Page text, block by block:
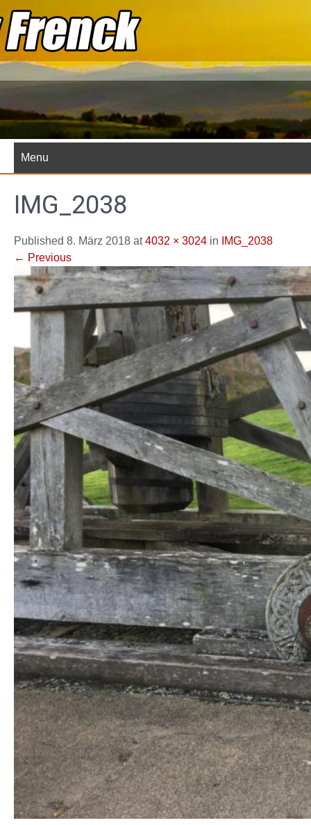
Skip
to
content
Menu
IMG_2038
Published 8. März 2018 at4032 × 3024 in
IMG_2038
← Previous